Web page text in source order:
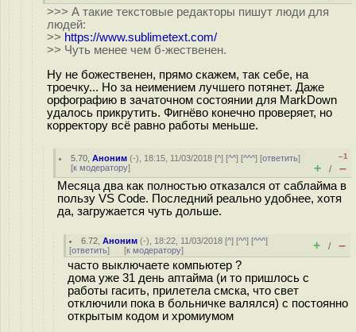
>>> А такие текстовые редакторы пишут люди для
людей:
>> https://www.sublimetext.com/
>> Чуть менее чем б-жественен.
Ну не божественен, прямо скажем, так себе, на
троечку... Но за неимением лучшего потянет. Даже
орфографию в зачаточном состоянии для MarkDown
удалось прикрутить. Фигнёво конечно проверяет, но
корректору всё равно работы меньше.
5.70 ,Аноним (-), 18:15, 11/03/2018 [^] [^^] [^^^] [ответить]
[к модератору]
–1
+ / –
Месяца два как полностью отказался от саблайма в
пользу VS Code. Последний реально удобнее, хотя
да, загружается чуть дольше.
6.72 ,Аноним (-), 18:22, 11/03/2018 [^] [^^] [^^^]
[ответить] [к модератору] + / –
часто выключаете компьютер ?
дома уже 31 день аптайма (и то пришлось с
работы гасить, прилетела смска, что свет
отключили пока в больничке валялся) с постоянно
открытым кодом и хромиумом